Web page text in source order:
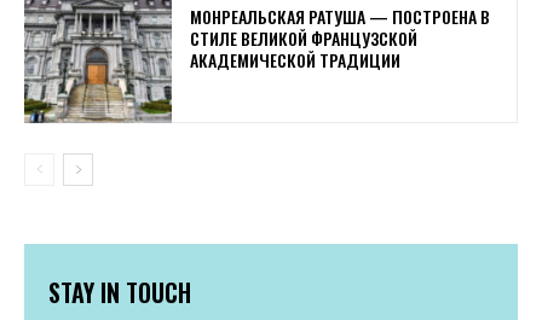
МОНРЕАЛЬСКАЯ РАТУША — ПОСТРОЕНА В
СТИЛЕ ВЕЛИКОЙ ФРАНЦУЗСКОЙ
АКАДЕМИЧЕСКОЙ ТРАДИЦИИ
STAY IN TOUCH